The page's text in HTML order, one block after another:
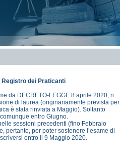
dei Praticanti
da DECRETO-LEGGE 8 aprile 2020, n.
di laurea (originariamente prevista per
è stata rinviata a Maggio). Soltanto
entro Giugno.
sessioni precedenti (fino Febbraio
pertanto, per poter sostenere l’esame di
entro il 9 Maggio 2020.